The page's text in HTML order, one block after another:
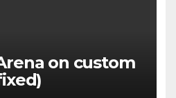
on custom